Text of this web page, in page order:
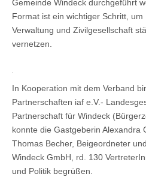
Gemeinde Windeck durchgeführt
Format ist ein wichtiger Schritt, um
Verwaltung und Zivilgesellschaft
vernetzen.
In Kooperation mit dem Verband
Partnerschaften iaf e.V.-
Partnerschaft für Windeck
konnte die Gastgeberin Alexandra
Thomas Becher, Beigeordneter
Windeck GmbH, rd. 130
und Politik begrüßen.